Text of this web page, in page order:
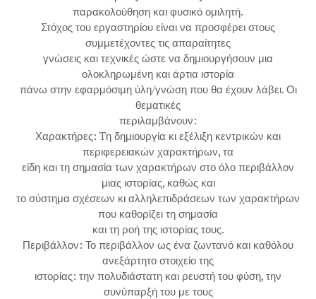
παρακολούθηση και φυσικό ομιλητή.
Στόχος του εργαστηρίου είναι να προσφέρει στους
συμμετέχοντες τις απαραίτητες
γνώσεις και τεχνικές ώστε να δημιουργήσουν μια
ολοκληρωμένη και άρτια ιστορία
πάνω στην εφαρμόσιμη ύλη/γνώση που θα έχουν λάβει. Οι
θεματικές
περιλαμβάνουν:
Χαρακτήρες: Tη δημιουργία κι εξέλιξη κεντρικών και
περιφερειακών χαρακτήρων, τα
είδη και τη σημασία των χαρακτήρων στο όλο περιβάλλον
μιας ιστορίας, καθώς και
το σύστημα σχέσεων κι αλληλεπιδράσεων των χαρακτήρων
που καθορίζει τη σημασία
και τη ροή της ιστορίας τους.
Περιβάλλον: Το περιβάλλον ως ένα ζωντανό και καθόλου
ανεξάρτητο στοιχείο της
ιστορίας: την πολυδιάστατη και ρευστή του φύση, την
συνύπαρξή του με τους